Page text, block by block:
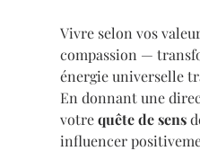
Vivre selon vos
compassion —
énergie universelle
En donnant une
votre quête de sens
influencer